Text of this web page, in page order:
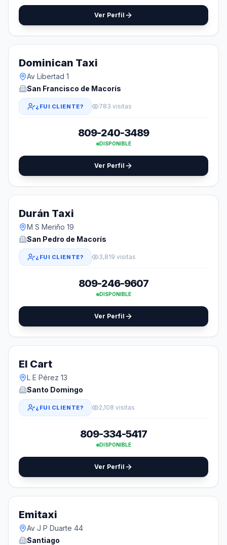
Ver Perfil
Dominican Taxi
Av Libertad 1
San Francisco de Macorís
¿FUI CLIENTE? 783 visitas
809-240-3489
DISPONIBLE
Ver Perfil
Durán Taxi
M S Meriño 19
San Pedro de Macorís
¿FUI CLIENTE? 3,819 visitas
809-246-9607
DISPONIBLE
Ver Perfil
El Cart
L E Pérez 13
Santo Domingo
¿FUI CLIENTE? 2,108 visitas
809-334-5417
DISPONIBLE
Ver Perfil
Emitaxi
Av J P Duarte 44
Santiago